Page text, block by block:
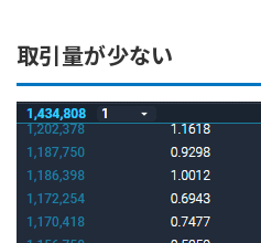
取引量が少ない